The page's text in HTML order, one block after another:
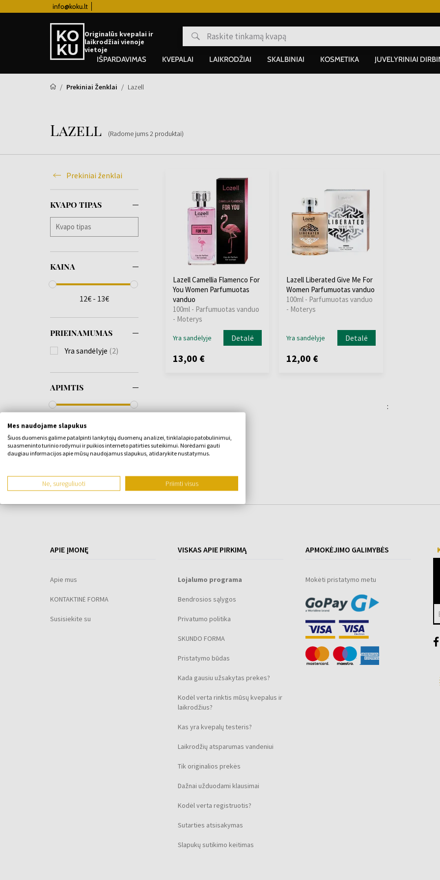
info@koku.lt
Originalūs kvepalai ir
laikrodžiai vienoje
vietoje
IŠPARDAVIMAS
KVEPALAI LAIKRODŽIAI SKALBINIAI KOSMETIKA JUVELYRINIAI
Prekiniai Ženklai Lazell
Lazell (Radome jums2 produktai)
Prekiniai ženklai
KVAPO TIPAS
KAINA
12€ - 13€
PRIEINAMUMAS
Yra sandėlyje (2)
APIMTIS
Lazell Camellia Flamenco For
You Women Parfumuotas
vanduo
100ml - Parfumuotas vanduo
- Moterys
Yra sandėlyje Detalė
13,00 €
Lazell Liberated Give Me For
Women Parfumuotas vanduo
100ml - Parfumuotas vanduo
- Moterys
Yra sandėlyje Detalė
12,00 €
:
APIE ĮMONĘ
Apie mus
KONTAKTINĖ FORMA
Susisiekite su
VISKAS APIE PIRKIMĄ
Lojalumo programa
Bendrosios sąlygos
Privatumo politika
SKUNDO FORMA
Pristatymo būdas
Kada gausiu užsakytas prekes?
Kodėl verta rinktis mūsų kvepalus ir
laikrodžius?
Kas yra kvepalų testeris?
Laikrodžių atsparumas vandeniui
Tik originalios prekės
Dažnai užduodami klausimai
Kodėl verta registruotis?
Sutarties atsisakymas
Slapukų sutikimo keitimas
APMOKĖJIMO GALIMYBĖS
Mokėti pristatymo metu
Mes naudojame slapukus
Šiuos duomenis galime patalpinti lankytojų duomenų analizei, tinklalapio patobulinimui,
suasmeninto turinio rodymui ir puikios interneto patirties suteikimui. Norėdami gauti
daugiau informacijos apie mūsų naudojamus slapukus, atidarykite nustatymus.
Ne, sureguliuoti Priimti visus